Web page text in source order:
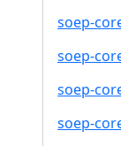
soep-
soep-
soep-
soep-